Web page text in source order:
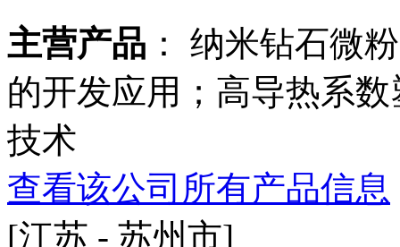
主营产品 ： 纳米钻石微
的开发应用；高导热系
技术
查看该公司所有产品信息
[江苏 - 苏州市]